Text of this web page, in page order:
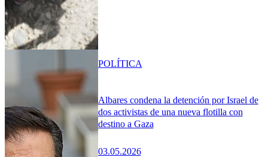
Albares condena la detención por Israel de
dos activistas de una nueva flotilla con
destino a Gaza
03.05.2026
POLÍTICA